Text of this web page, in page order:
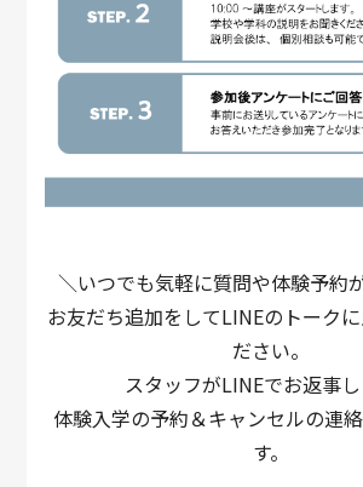
＼いつでも気軽に質問や体験予約
お友だち追加をしてLINEのトーク
ださい。
スタッフがLINEでお返事し
体験入学の予約＆キャンセルの連
す。